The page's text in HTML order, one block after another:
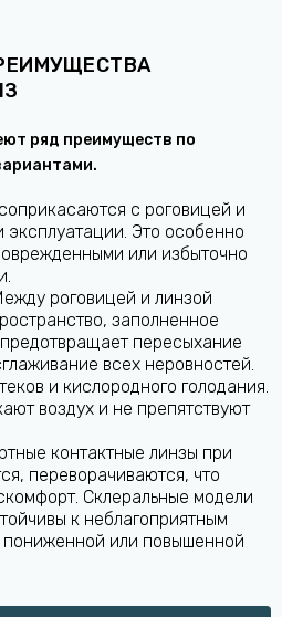
ряд преимуществ по
с роговицей и
Это особенно
или избыточно
роговицей и линзой
заполненное
пересыхание
всех неровностей.
и кислородного голодания.
воздух и не препятствуют
контактные линзы при
переворачиваются, что
Склеральные модели
к неблагоприятным
пониженной или повышенной